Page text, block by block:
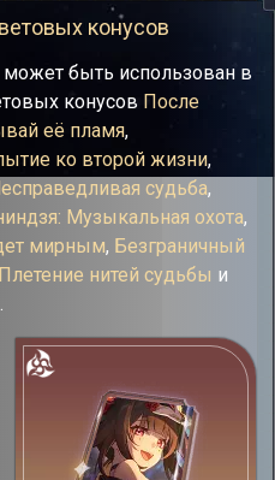
конусов
быть использован в
конусов После
её пламя,
ко второй жизни,
судьба,
Музыкальная охота,
мирным, Безграничный
Плетение нитей судьбы и
.